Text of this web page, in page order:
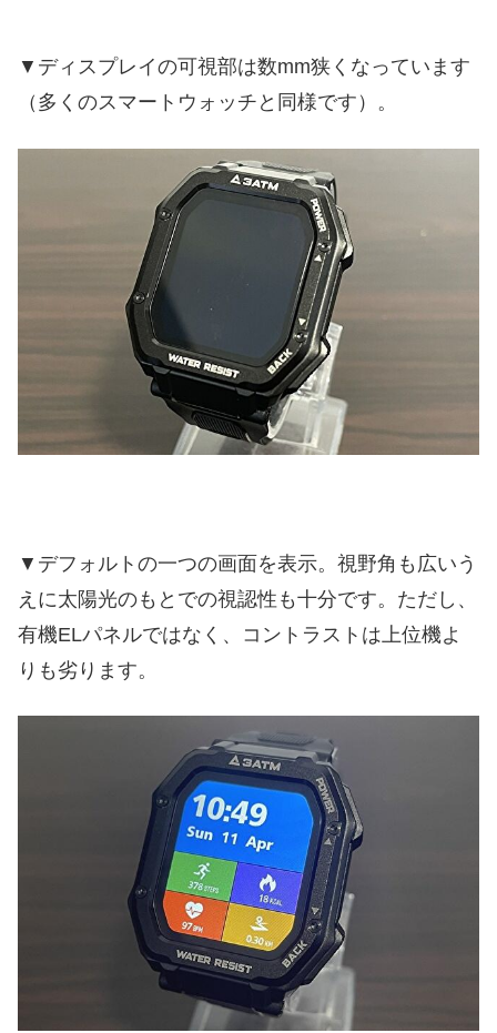
▼ディスプレイの可視部は数mm狭くなっています
（多くのスマートウォッチと同様です）。
▼デフォルトの一つの画面を表示。視野角も広いう
えに太陽光のもとでの視認性も十分です。ただし、
有機ELパネルではなく、コントラストは上位機よ
りも劣ります。